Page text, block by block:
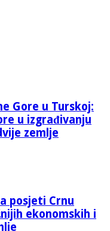
Gore u Turskoj:
u izgrađivanju
zemlje
posjeti Crnu
ekonomskih i